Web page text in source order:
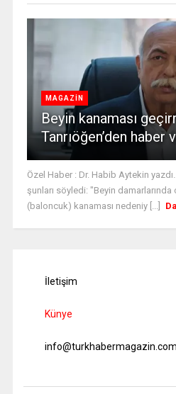
MAGAZİN
Beyin kanaması
Tanrıöğen’den haber
Özel Haber : Dr. Habib Aytekin
şunları söyledi: "Beyin damarlarında
(baloncuk) kanaması nedeniy [...]
İletişim
Künye
info@turkhabermagazin.com